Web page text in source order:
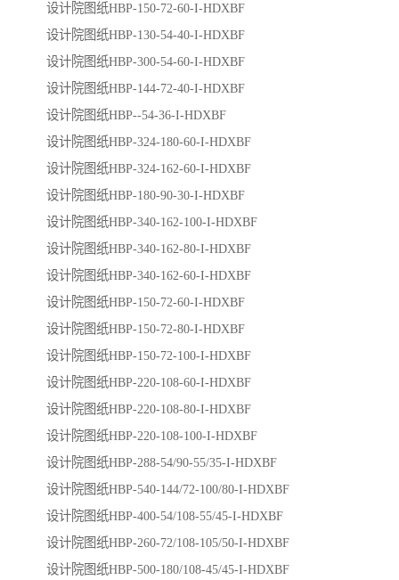
设计院图纸HBP-150-72-60-I-HDXBF
设计院图纸HBP-130-54-40-I-HDXBF
设计院图纸HBP-300-54-60-I-HDXBF
设计院图纸HBP-144-72-40-I-HDXBF
设计院图纸HBP--54-36-I-HDXBF
设计院图纸HBP-324-180-60-I-HDXBF
设计院图纸HBP-324-162-60-I-HDXBF
设计院图纸HBP-180-90-30-I-HDXBF
设计院图纸HBP-340-162-100-I-HDXBF
设计院图纸HBP-340-162-80-I-HDXBF
设计院图纸HBP-340-162-60-I-HDXBF
设计院图纸HBP-150-72-60-I-HDXBF
设计院图纸HBP-150-72-80-I-HDXBF
设计院图纸HBP-150-72-100-I-HDXBF
设计院图纸HBP-220-108-60-I-HDXBF
设计院图纸HBP-220-108-80-I-HDXBF
设计院图纸HBP-220-108-100-I-HDXBF
设计院图纸HBP-288-54/90-55/35-I-HDXBF
设计院图纸HBP-540-144/72-100/80-I-HDXBF
设计院图纸HBP-400-54/108-55/45-I-HDXBF
设计院图纸HBP-260-72/108-105/50-I-HDXBF
设计院图纸HBP-500-180/108-45/45-I-HDXBF